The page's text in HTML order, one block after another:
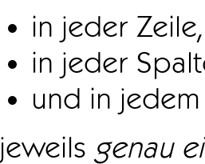
in jeder Zeile,
in jeder
und in
jeweils genau